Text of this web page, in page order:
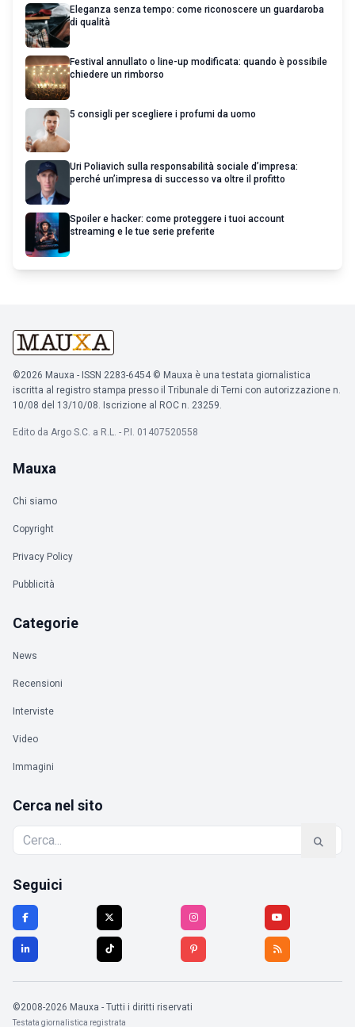
Eleganza senza tempo: come riconoscere un guardaroba
di qualità
Festival annullato o line-up modificata: quando è possibile
chiedere un rimborso
5 consigli per scegliere i profumi da uomo
Uri Poliavich sulla responsabilità sociale d’impresa:
perché un’impresa di successo va oltre il profitto
Spoiler e hacker: come proteggere i tuoi account
streaming e le tue serie preferite
©2026 Mauxa - ISSN 2283-6454 © Mauxa è una testata giornalistica
iscritta al registro stampa presso il Tribunale di Terni con autorizzazione n.
10/08 del 13/10/08. Iscrizione al ROC n. 23259.
Edito da Argo S.C. a R.L. - P.I. 01407520558
Mauxa
Chi siamo
Copyright
Privacy Policy
Pubblicità
Categorie
News
Recensioni
Interviste
Video
Immagini
Cerca nel sito
Seguici
©2008-2026 Mauxa - Tutti i diritti riservati
Testata giornalistica registrata